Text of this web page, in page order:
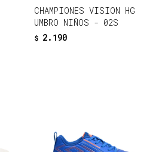
CHAMPIONES VISION HG
UMBRO NIÑOS - 02S
$ 2.190